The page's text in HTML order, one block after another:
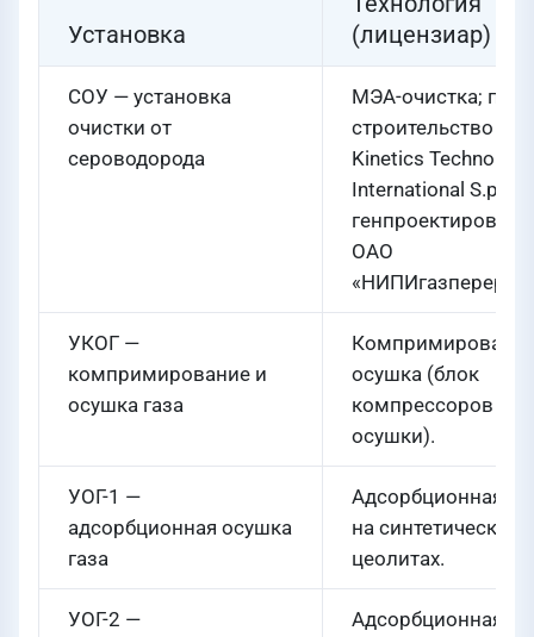
Установка
(лицензиар)
СОУ — установка
очистки от
сероводорода
МЭА-очистка;
строительство —
Kinetics Technology
International S.p.A.;
ОАО
УКОГ —
компримирование и
осушка газа
осушка (блок
компрессоров и
осушки).
УОГ-1 —
адсорбционная осушка
газа
Адсорбционная
на синтетических
цеолитах.
УОГ-2 —
Адсорбционная